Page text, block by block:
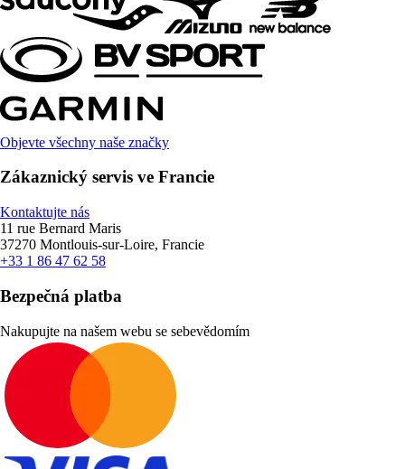
Objevte všechny naše značky
Zákaznický servis ve Francie
Kontaktujte nás
11 rue Bernard Maris
37270 Montlouis-sur-Loire, Francie
+33 1 86 47 62 58
Bezpečná platba
Nakupujte na našem webu se sebevědomím